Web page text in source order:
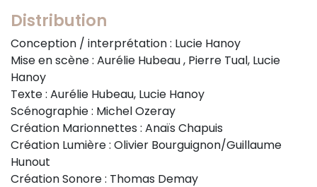
Distribution
Conception / interprétation : Lucie Hanoy
Mise en scène : Aurélie Hubeau , Pierre Tual, Lucie
Hanoy
Texte : Aurélie Hubeau, Lucie Hanoy
Scénographie : Michel Ozeray
Création Marionnettes : Anaïs Chapuis
Création Lumière : Olivier Bourguignon/Guillaume
Hunout
Création Sonore : Thomas Demay